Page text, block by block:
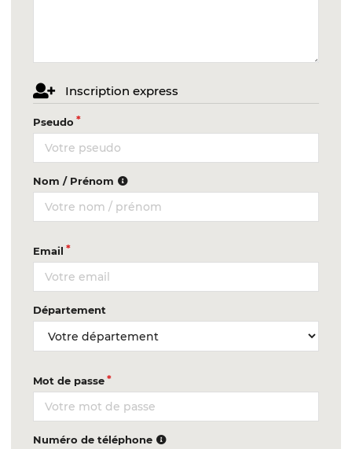
Inscription express
Pseudo
Nom / Prénom
Email
Département
Mot de passe
Numéro de téléphone